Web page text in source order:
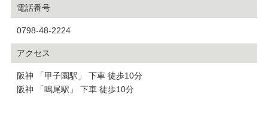
電話番号
0798-48-2224
アクセス
阪神 「甲子園駅」 下車 徒歩10分
阪神 「鳴尾駅」 下車 徒歩10分